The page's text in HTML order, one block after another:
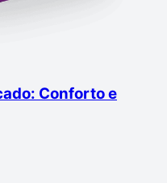
Conforto e